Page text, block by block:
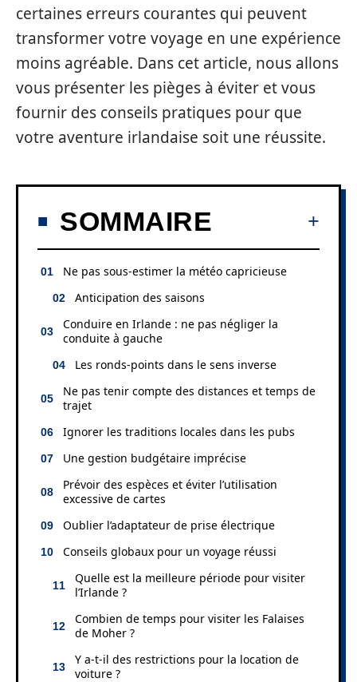
certaines erreurs courantes qui peuvent
transformer votre voyage en une expérience
moins agréable. Dans cet article, nous allons
vous présenter les pièges à éviter et vous
fournir des conseils pratiques pour que
votre aventure irlandaise soit une réussite.
SOMMAIRE
Ne pas sous-estimer la météo capricieuse
Anticipation des saisons
Conduire en Irlande : ne pas négliger la
conduite à gauche
Les ronds-points dans le sens inverse
Ne pas tenir compte des distances et temps de
trajet
Ignorer les traditions locales dans les pubs
Une gestion budgétaire imprécise
Prévoir des espèces et éviter l’utilisation
excessive de cartes
Oublier l’adaptateur de prise électrique
Conseils globaux pour un voyage réussi
Quelle est la meilleure période pour visiter
l’Irlande ?
Combien de temps pour visiter les Falaises
de Moher ?
Y a-t-il des restrictions pour la location de
voiture ?